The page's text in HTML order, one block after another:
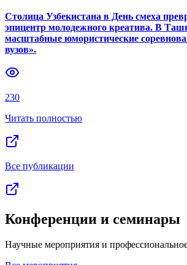
Столица Узбекистана в День смеха
эпицентр молодежного креатива. В
масштабные юмористические
вузов».
230
Читать полностью
Все публикации
Конференции и семинары
Научные мероприятия и